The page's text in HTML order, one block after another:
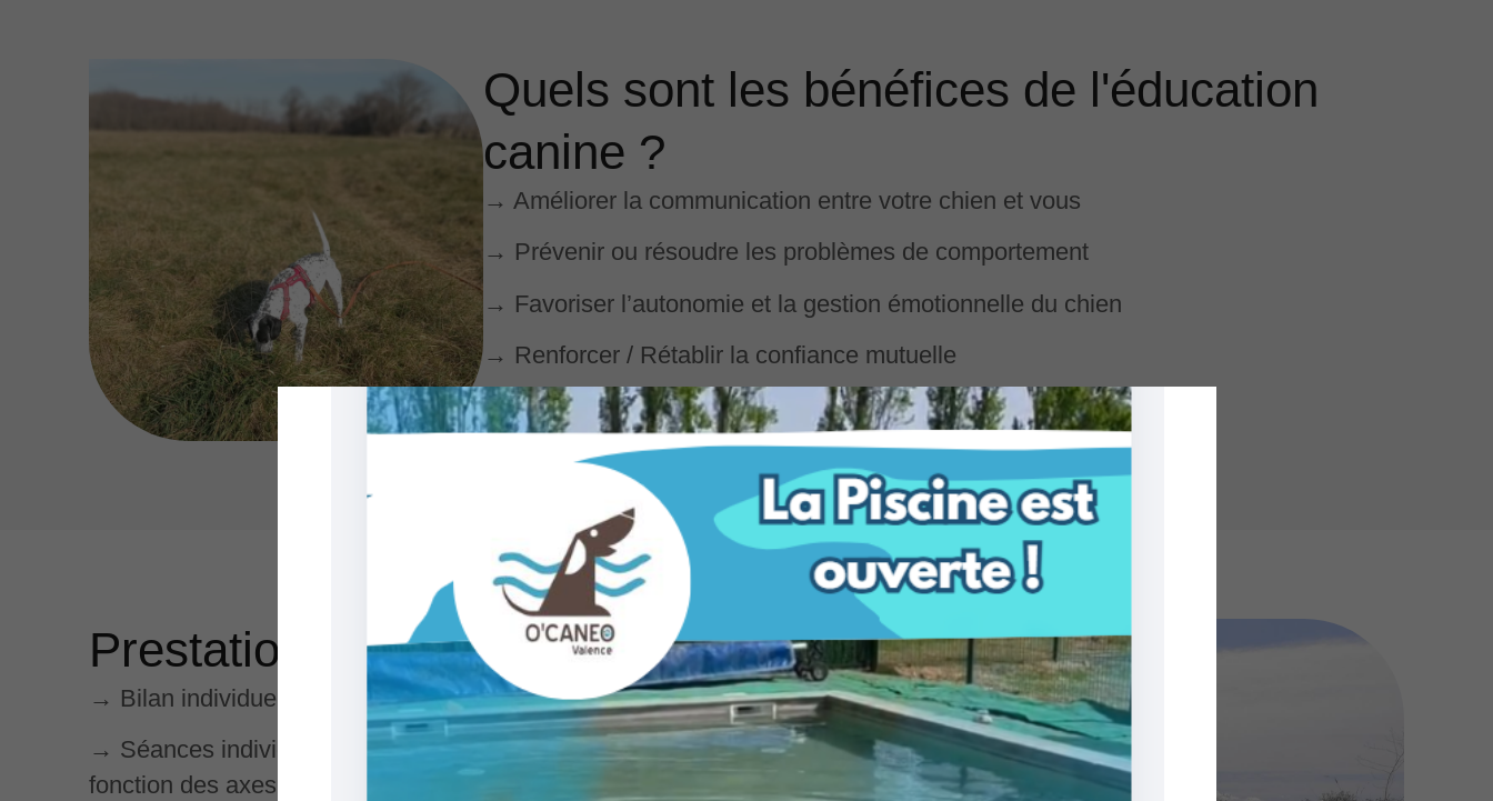
Quels sont les bénéfices de l'éducation
canine ?
→ Améliorer la communication entre votre chien et vous
→ Prévenir ou résoudre les problèmes de comportement
→ Favoriser l’autonomie et la gestion émotionnelle du chien
→ Renforcer / Rétablir la confiance mutuelle
→ Faciliter le quotidien
Prestations proposées :
→ Bilan individuel d’évaluation : 60€ l’heure – 80€ l’heure et demi
→ Séances individuelles : de 30mn à 1h – 20 à 40€ (durée déterminée en
fonction des axes de travail, et du niveau émotionnel dans le travail)